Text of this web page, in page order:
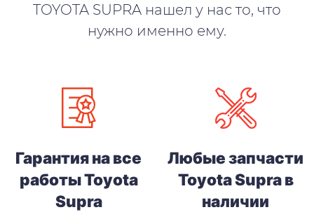
TOYOTA SUPRA нашел у нас то, что
нужно именно ему.
Гарантия на все
работы Toyota
Supra
Любые запчасти
Toyota Supra в
наличии